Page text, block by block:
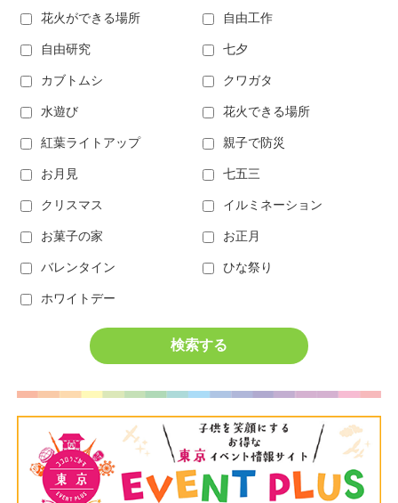
花火ができる場所 自由工作
自由研究 七夕
カブトムシ クワガタ
水遊び 花火できる場所
紅葉ライトアップ 親子で防災
お月見 七五三
クリスマス イルミネーション
お菓子の家 お正月
バレンタイン ひな祭り
ホワイトデー